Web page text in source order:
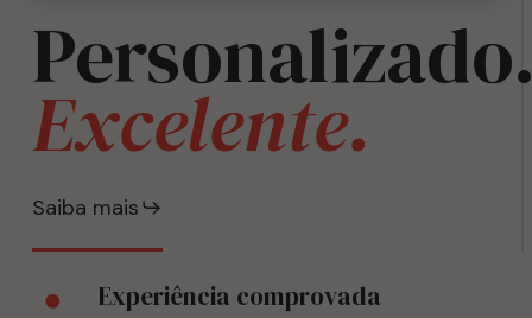
Excelente.
Saiba mais
Experiência comprovada